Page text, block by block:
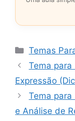
Categorias
Temas
Tema
Expressão
Tema para
e Análise de